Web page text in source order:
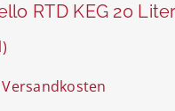
RTD KEG 20
l
Versandkosten